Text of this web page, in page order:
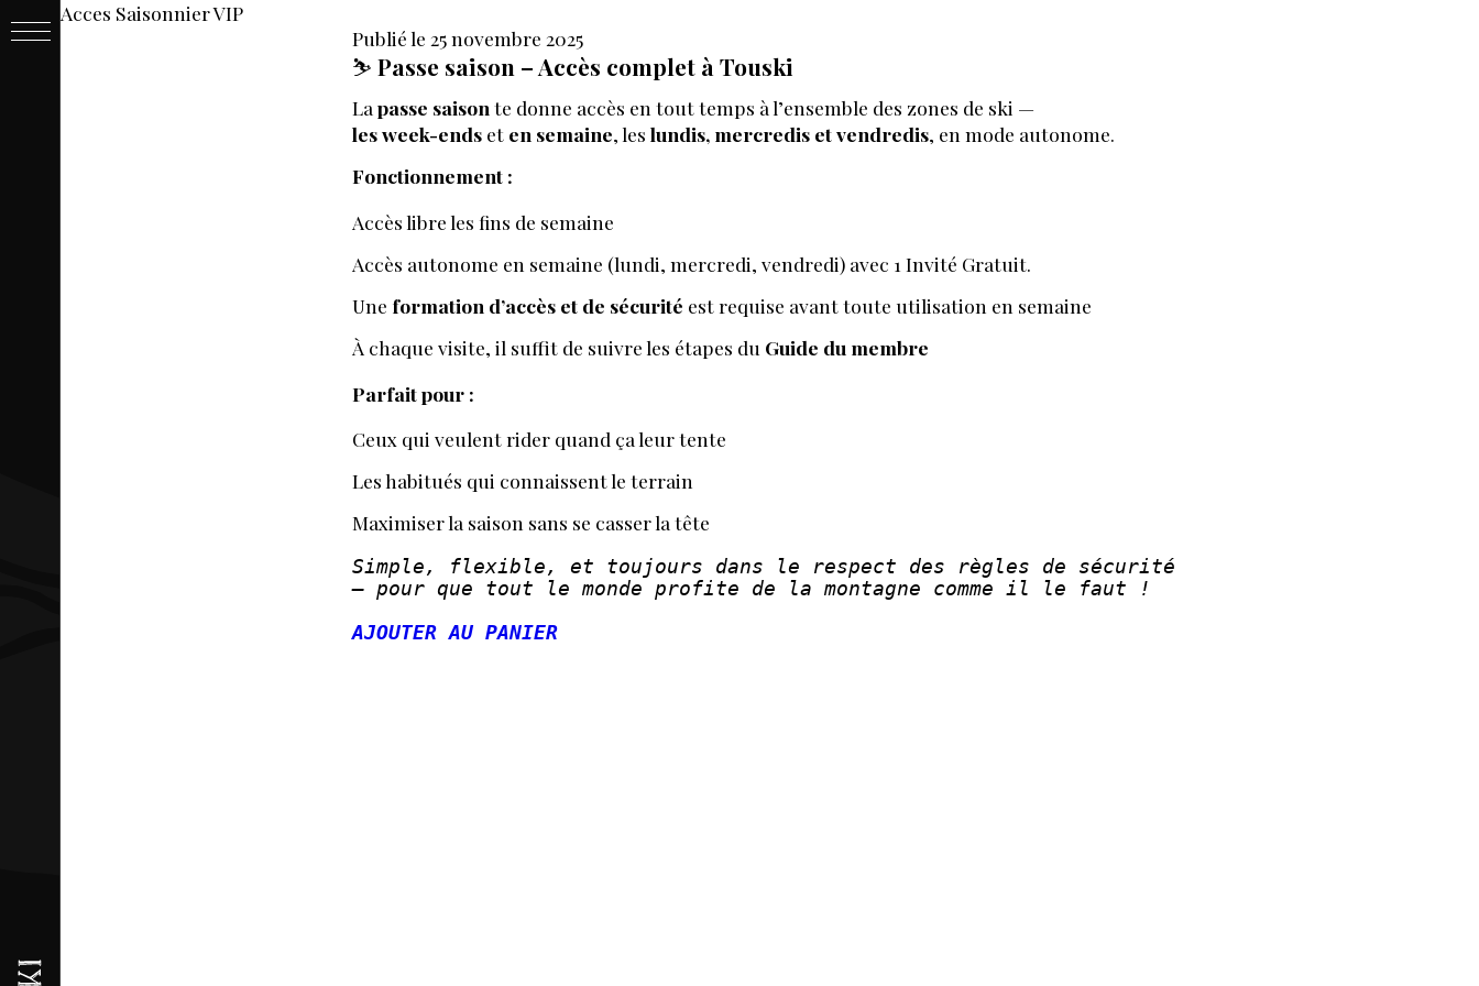
PASSE
&
BILLET
LOCATION
ÉQUIPEMENT
LIVE
MAP
3D
Acces Saisonnier VIP
Publié le 25 novembre 2025
⛷️ Passe saison – Accès complet à Touski
La passe saison te donne accès en tout temps à l’ensemble des zones de ski —
les week-endset en semaine, les lundis, mercredis et vendredis, en mode autonome.
Fonctionnement :
Accès libre les fins de semaine
Accès autonome en semaine (lundi, mercredi, vendredi) avec 1 Invité Gratuit.
Une formation d’accès et de sécurité est requise avant toute utilisation en semaine
À chaque visite, il suffit de suivre les étapes du Guide du membre
Parfait pour :
Ceux qui veulent rider quand ça leur tente
Les habitués qui connaissent le terrain
Maximiser la saison sans se casser la tête
Simple, flexible, et toujours dans le respect des règles de sécurité
— pour que tout le monde profite de la montagne comme il le faut !
AJOUTER AU PANIER